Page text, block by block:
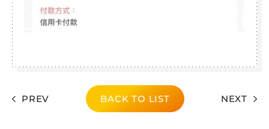
PREV BACK TO LIST NEXT